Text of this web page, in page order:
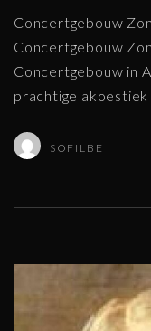
Concertgebouw
Concertgebouw
Concertgebouw in
prachtige
SOFILBE